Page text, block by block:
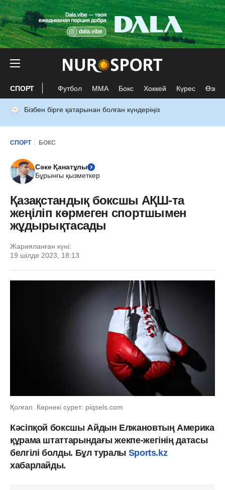
СПОРТ Футбол ММА Бокс Хоккей Күрес Өзге
Бізбен бірге қатарынан болған күндеріңіз
СПОРТ БОКС
Сәке Қанатұлы
Бұрынғы қызметкер
Қазақстандық боксшы АҚШ-та
жеңіліп көрмеген cпортшымен
жұдырықтасады
Жарияланған күні:
19 шілде 2023, 18:13
Қолғап. Көрнекі сурет: piqsels.com
Кәсіпқой боксшы Айдын Елжановтың Америка
құрама штаттарындағы жекпе-жегінің датасы
белгілі болды. Бұл туралы Sports.kz
хабарлайды.